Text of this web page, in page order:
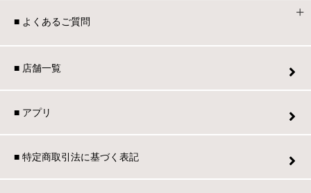
■ よくあるご質問
■ 店舗一覧
■ アプリ
■ 特定商取引法に基づく表記